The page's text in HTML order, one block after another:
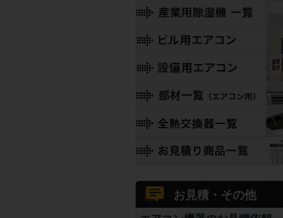
お見積・その他